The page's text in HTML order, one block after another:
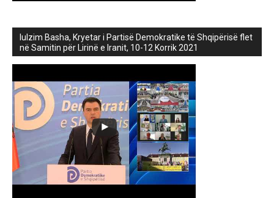
lulzim Basha, Kryetar i Partisë Demokratike të Shqipërisë flet
në Samitin për Lirinë e Iranit, 10-12 Korrik 2021